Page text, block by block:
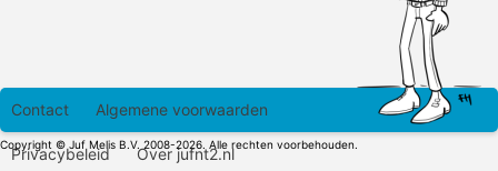
Contact Algemene voorwaarden
Privacybeleid Over jufnt2.nl
Copyright © Juf Melis B.V. 2008-2026. Alle rechten voorbehouden.